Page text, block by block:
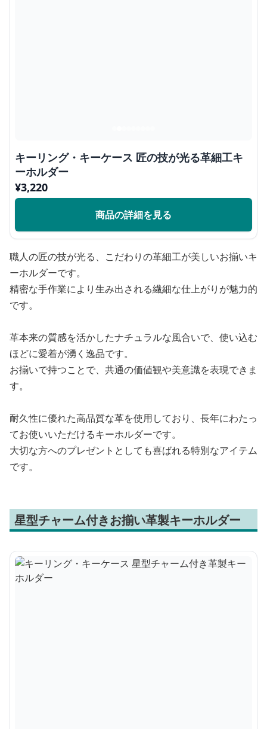
キーリング・キーケース 匠の技が光る革細工キ
ーホルダー
¥3,220
商品の詳細を見る
職人の匠の技が光る、こだわりの革細工が美しいお揃いキ
ーホルダーです。
精密な手作業により生み出される繊細な仕上がりが魅力的
です。
革本来の質感を活かしたナチュラルな風合いで、使い込む
ほどに愛着が湧く逸品です。
お揃いで持つことで、共通の価値観や美意識を表現できま
す。
耐久性に優れた高品質な革を使用しており、長年にわたっ
てお使いいただけるキーホルダーです。
大切な方へのプレゼントとしても喜ばれる特別なアイテム
です。
星型チャーム付きお揃い革製キーホルダー